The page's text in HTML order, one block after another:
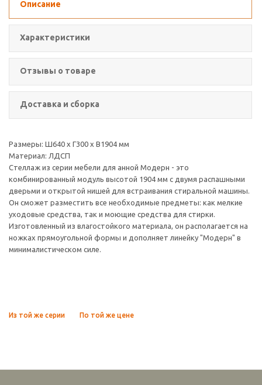
Описание
Характеристики
Отзывы о товаре
Доставка и сборка
Размеры: Ш640 х Г300 х В1904 мм
Материал: ЛДСП
Стеллаж из серии мебели для анной Модерн - это
комбинированный модуль высотой 1904 мм с двумя распашными
дверьми и открытой нишей для встраивания стиральной машины.
Он сможет разместить все необходимые предметы: как мелкие
уходовые средства, так и моющие средства для стирки.
Изготовленный из влагостойкого материала, он располагается на
ножках прямоугольной формы и дополняет линейку "Модерн" в
минималистическом силе.
Из той же серии По той же цене